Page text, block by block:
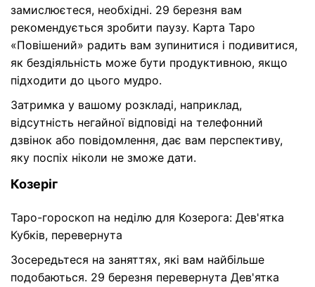
замислюєтеся, необхідні. 29 березня вам
рекомендується зробити паузу. Карта Таро
«Повішений» радить вам зупинитися і подивитися,
як бездіяльність може бути продуктивною, якщо
підходити до цього мудро.
Затримка у вашому розкладі, наприклад,
відсутність негайної відповіді на телефонний
дзвінок або повідомлення, дає вам перспективу,
яку поспіх ніколи не зможе дати.
Козеріг
Таро-гороскоп на неділю для Козерога: Дев'ятка
Кубків, перевернута
Зосередьтеся на заняттях, які вам найбільше
подобаються. 29 березня перевернута Дев'ятка